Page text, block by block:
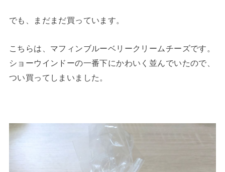
でも、まだまだ買っています。
こちらは、マフィンブルーベリークリームチーズです。
ショーウインドーの一番下にかわいく並んでいたので、
つい買ってしまいました。